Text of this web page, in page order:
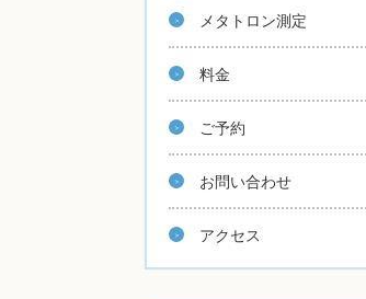
メタトロン測定
料金
ご予約
お問い合わせ
アクセス